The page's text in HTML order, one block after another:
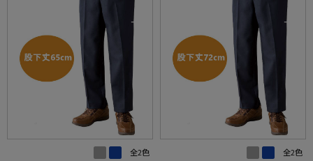
全2色 全2色